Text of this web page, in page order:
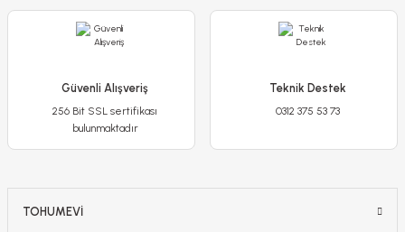
Güvenli Alışveriş
256 Bit SSL sertifikası
bulunmaktadır
Teknik Destek
0312 375 53 73
TOHUMEVİ